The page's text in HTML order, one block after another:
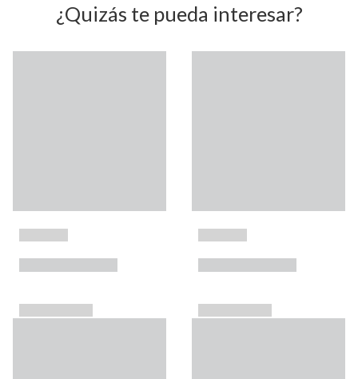
¿Quizás te pueda interesar?